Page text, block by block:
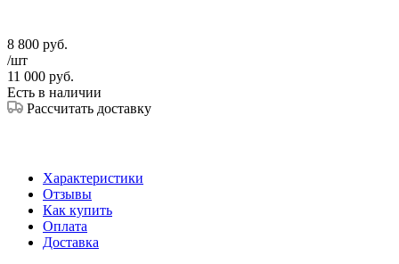
8 800 руб.
/шт
11 000 руб.
Есть в наличии
Рассчитать доставку
Характеристики
Отзывы
Как купить
Оплата
Доставка